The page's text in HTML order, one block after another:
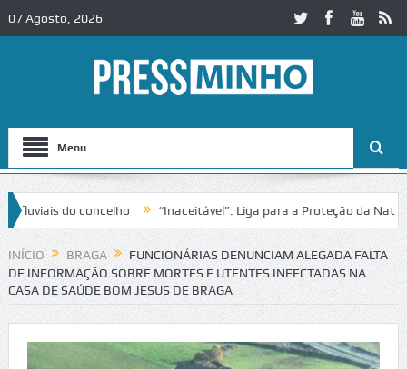
07 Agosto, 2026
Menu
do concelho “Inaceitável”. Liga para a Proteção da Natureza
INÍCIO BRAGA
FUNCIONÁRIAS DENUNCIAM ALEGADA FALTA
DE INFORMAÇÃO SOBRE MORTES E UTENTES INFECTADAS NA
CASA DE SAÚDE BOM JESUS DE BRAGA